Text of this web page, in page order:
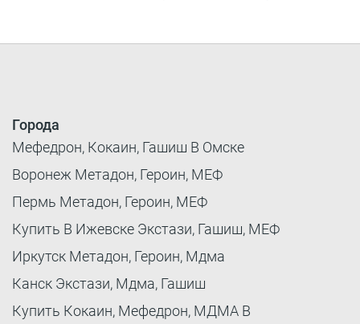
Города
Мефедрон, Кокаин, Гашиш В Омске
Воронеж Метадон, Героин, МЕФ
Пермь Метадон, Героин, МЕФ
Купить В Ижевске Экстази, Гашиш, МЕФ
Иркутск Метадон, Героин, Мдма
Канск Экстази, Мдма, Гашиш
Купить Кокаин, Мефедрон, МДМА В